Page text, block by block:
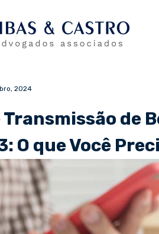
2024
de
O que Você